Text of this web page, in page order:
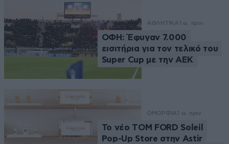
ΑΘΛΗΤΙΚΑ 1 ω. πριν
ΟΦΗ: Έφυγαν 7.000
εισιτήρια για τον τελικό του
Super Cup με την ΑΕΚ
ΟΜΟΡΦΙΑ 1 ω. πριν
Το νέο TOM FORD Soleil
Pop-Up Store στην Astir